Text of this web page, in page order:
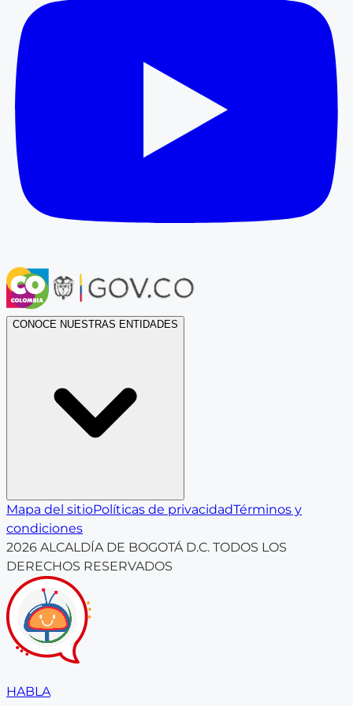
CONOCE NUESTRAS ENTIDADES
Mapa del sitioPolíticas de privacidadTérminos y
condiciones
2026 ALCALDÍA DE BOGOTÁ D.C. TODOS LOS
DERECHOS RESERVADOS
HABLA